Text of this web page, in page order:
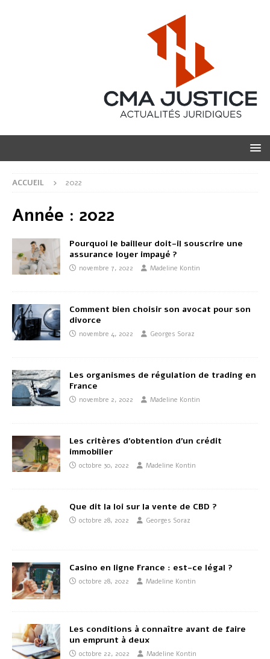
ACCUEIL 2022
Année : 2022
Pourquoi le bailleur doit-il souscrire une
assurance loyer impayé ?
novembre 7, 2022 Madeline Kontin
Comment bien choisir son avocat pour son
divorce
novembre 4, 2022 Georges Soraz
Les organismes de régulation de trading en
France
novembre 2, 2022 Madeline Kontin
Les critères d’obtention d’un crédit
immobilier
octobre 30, 2022 Madeline Kontin
Que dit la loi sur la vente de CBD ?
octobre 28, 2022 Georges Soraz
Casino en ligne France : est-ce légal ?
octobre 28, 2022 Madeline Kontin
Les conditions à connaître avant de faire
un emprunt à deux
octobre 22, 2022 Madeline Kontin